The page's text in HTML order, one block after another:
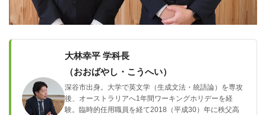
大林幸平 学科長
（おおばやし・こうへい）
深谷市出身。大学で英文学（生成文法・統語論）を専攻
後、オーストラリアへ1年間ワーキングホリデーを経
験。臨時的任用職員を経て2018（平成30）年に秩父高